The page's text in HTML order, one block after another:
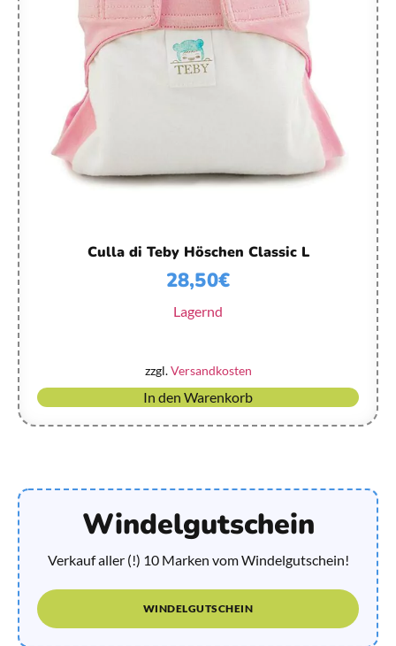
Culla di Teby Höschen Classic L
28,50€
Lagernd
zzgl.Versandkosten
In den Warenkorb
Windelgutschein
Verkauf aller (!) 10 Marken vom Windelgutschein!
WINDELGUTSCHEIN